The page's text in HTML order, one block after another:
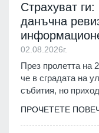
Страхуват
данъчна
02.08.2026г.
През пролетта на
че в сградата на
събития, но
ПРОЧЕТЕТЕ